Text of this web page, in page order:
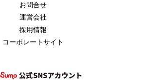
お問合せ
運営会社
採用情報
コーポレートサイト